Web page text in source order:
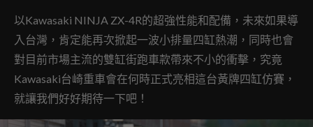
以Kawasaki NINJA ZX-4R的超強性能和配備，未來如果導
入台灣，肯定能再次掀起一波小排量四缸熱潮，同時也會
對目前市場主流的雙缸街跑車款帶來不小的衝擊，究竟
Kawasaki台崎重車會在何時正式亮相這台黃牌四缸仿賽，
就讓我們好好期待一下吧！